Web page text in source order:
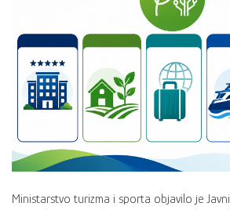
Ministarstvo turizma i sporta objavilo je